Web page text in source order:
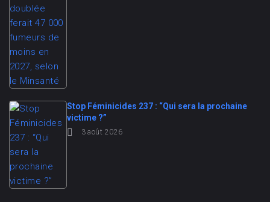
Stop Féminicides 237 : “Qui sera la prochaine
victime ?”
3 août 2026